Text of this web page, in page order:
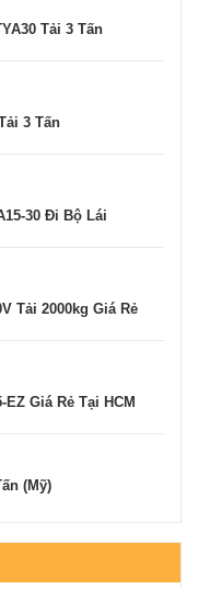
Tải 3 Tấn
3 Tấn
30 Đi Bộ Lái
Tải 2000kg Giá Rẻ
Giá Rẻ Tại HCM
(Mỹ)